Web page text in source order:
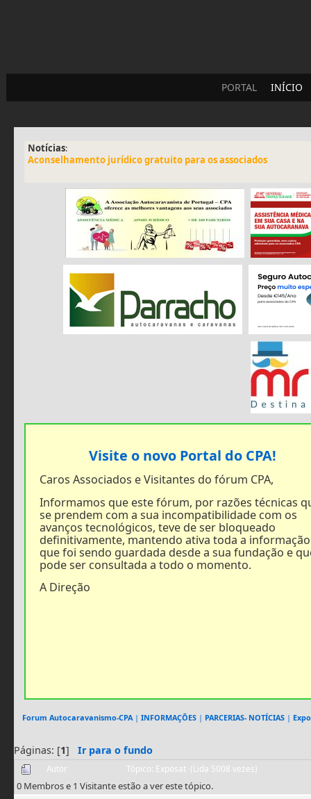
PORTAL INÍCIO
Notícias:
Aconselhamento jurídico gratuito para os associados
Visite o novo Portal do CPA!
Caros Associados e Visitantes do fórum CPA,
Informamos que este fórum, por razões técnicas
se prendem com a sua incompatibilidade com os
avanços tecnológicos, teve de ser bloqueado
definitivamente, mantendo ativa toda a informação
que foi sendo guardada desde a sua fundação e
pode ser consultada a todo o momento.
A Direção
Forum Autocaravanismo-CPA| INFORMAÇÕES| PARCERIAS- NOTÍCIAS|
Páginas: [1] Ir para o fundo
Autor Tópico: Exposat (Lida 5008 vezes)
0 Membros e 1 Visitante estão a ver este tópico.